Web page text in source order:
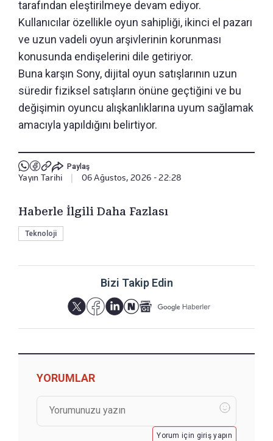
tarafından eleştirilmeye devam ediyor.
Kullanıcılar özellikle oyun sahipliği, ikinci el pazarı
ve uzun vadeli oyun arşivlerinin korunması
konusunda endişelerini dile getiriyor.
Buna karşın Sony, dijital oyun satışlarının uzun
süredir fiziksel satışların önüne geçtiğini ve bu
değişimin oyuncu alışkanlıklarına uyum sağlamak
amacıyla yapıldığını belirtiyor.
Paylaş
Yayın Tarihi 06 Ağustos, 2026 - 22:28
Haberle İlgili Daha Fazlası
Teknoloji
Bizi Takip Edin
YORUMLAR
Yorum için giriş yapın